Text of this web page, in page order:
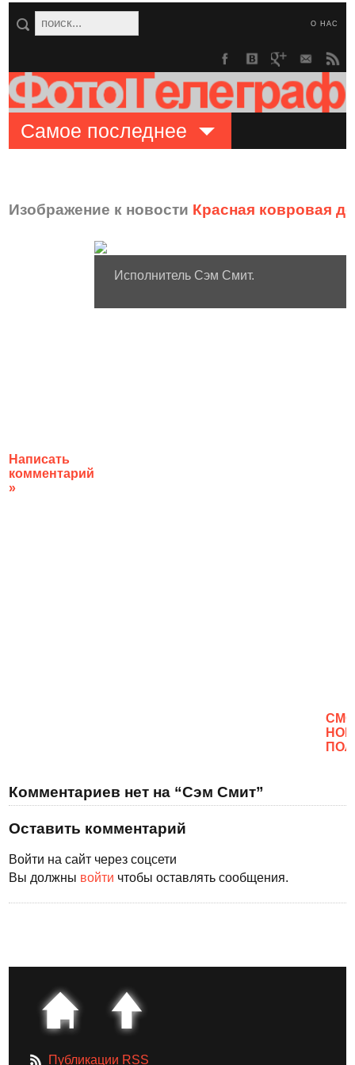
О НАС
Самое последнее
Изображение к новости Красная ковровая
Написать
комментарий
»
Исполнитель Сэм Смит.
Комментариев нет на “Сэм Смит”
Оставить комментарий
Войти на сайт через соцсети
Вы должны войти чтобы оставлять сообщения.
Публикации RSS